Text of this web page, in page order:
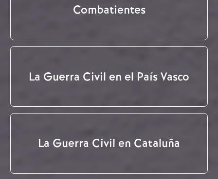
Combatientes
La Guerra Civil en el País Vasco
La Guerra Civil en Cataluña